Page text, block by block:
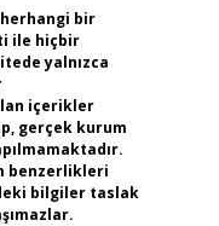
bir
ile hiçbir
yalnızca
içerikler
gerçek kurum
benzerlikleri
bilgiler taslak